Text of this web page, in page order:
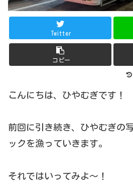
Twitter
コピー
こんにちは、ひやむぎです！
前回に引き続き、ひやむぎの
ックを漁っていきます。
それではいってみよ～！